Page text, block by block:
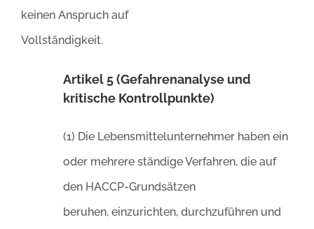
keinen Anspruch auf
Vollständigkeit.
Artikel 5 (Gefahrenanalyse und
kritische Kontrollpunkte)
(1) Die Lebensmittelunternehmer haben ein
oder mehrere ständige Verfahren, die auf
den HACCP-Grundsätzen
beruhen, einzurichten, durchzuführen und